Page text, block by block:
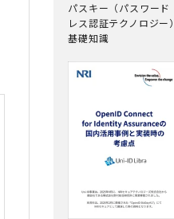
パスキー（パスワード
レス認証テクノロジー）
基礎知識